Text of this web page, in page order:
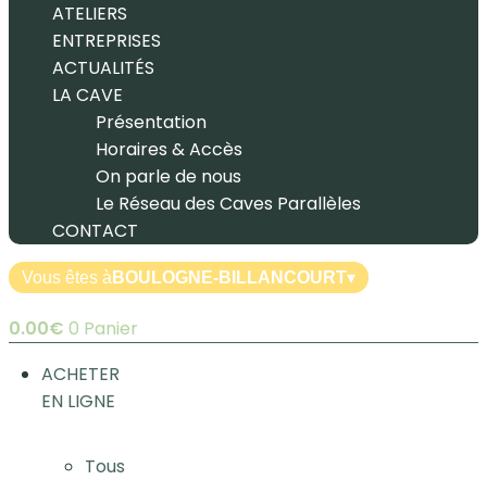
ATELIERS
ENTREPRISES
ACTUALITÉS
LA CAVE
Présentation
Horaires & Accès
On parle de nous
Le Réseau des Caves Parallèles
CONTACT
Vous êtes à BOULOGNE-BILLANCOURT▾
0.00€ 0 Panier
ACHETER
EN LIGNE
Tous